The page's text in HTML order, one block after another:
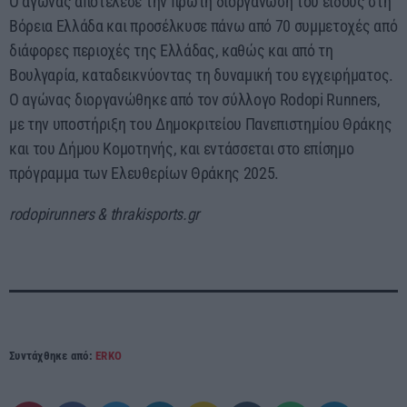
Βόρεια Ελλάδα και προσέλκυσε πάνω από 70 συμμετοχές από
διάφορες περιοχές της Ελλάδας, καθώς και από τη
Βουλγαρία, καταδεικνύοντας τη δυναμική του εγχειρήματος.
Ο αγώνας διοργανώθηκε από τον σύλλογο Rodopi Runners,
με την υποστήριξη του Δημοκριτείου Πανεπιστημίου Θράκης
και του Δήμου Κομοτηνής, και εντάσσεται στο επίσημο
πρόγραμμα των Ελευθερίων Θράκης 2025.
rodopirunners & thrakisports.gr
Συντάχθηκε από: ERKO